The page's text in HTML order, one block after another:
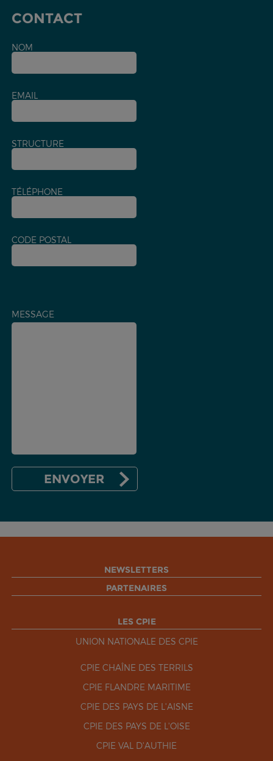
CONTACT
NOM
EMAIL
STRUCTURE
TÉLÉPHONE
CODE POSTAL
MESSAGE
NEWSLETTERS
PARTENAIRES
LES CPIE
UNION NATIONALE DES CPIE
CPIE CHAÎNE DES TERRILS
CPIE FLANDRE MARITIME
CPIE DES PAYS DE L'AISNE
CPIE DES PAYS DE L'OISE
CPIE VAL D'AUTHIE